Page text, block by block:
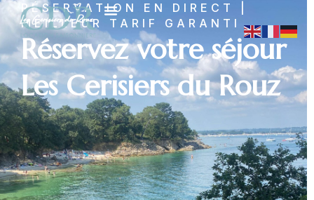
RÉSERVATION EN DIRECT |
MEILLEUR TARIF GARANTI
Réservez votre séjour
Les Cerisiers du Rouz